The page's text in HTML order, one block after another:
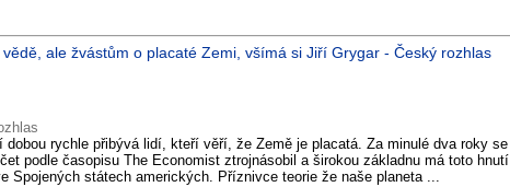
ale žvástům o placaté Zemi, všímá si Jiří Grygar - Český rozhlas
dobou rychle přibývá lidí, kteří věří, že Země je placatá. Za minulé dva roky se
podle časopisu The Economist ztrojnásobil a širokou základnu má toto hnutí
Spojených státech amerických. Příznivce teorie že naše planeta ...